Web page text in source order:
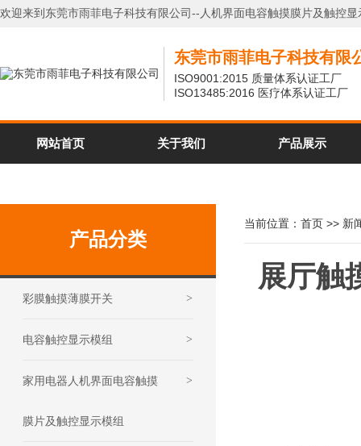
欢迎来到东莞市雨菲电子科技有限公司--人机界面电容触摸膜片及触控显
东莞市雨菲电子科技有限
ISO9001:2015 质量体系认证工厂
ISO13485:2016 医疗体系认证工厂
网站首页 关于我们 产品展示
产品分类
彩膜触摸薄膜开关 >
电容触控显示模组 >
家用电器人机界面电容触摸
膜片及触控显示模组
>
当前位置： 首页 >> 新
展厅触